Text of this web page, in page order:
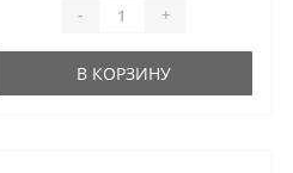
- +
В КОРЗИНУ